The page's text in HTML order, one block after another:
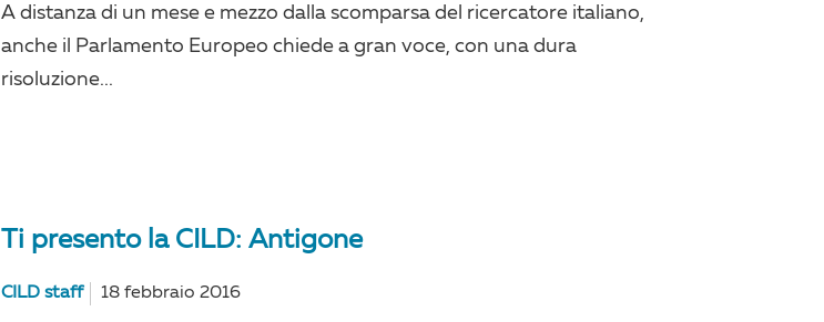
A distanza di un mese e mezzo dalla scomparsa del ricercatore italiano,
anche il Parlamento Europeo chiede a gran voce, con una dura
risoluzione...
Ti presento la CILD: Antigone
CILD staff 18 febbraio 2016